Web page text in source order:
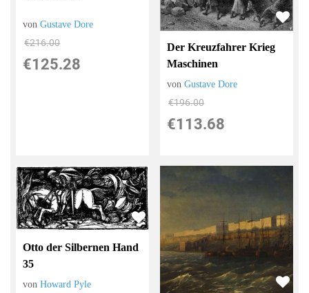
vonGustave Dore
€216.00
€125.28
Der Kreuzfahrer Krieg
Maschinen
vonGustave Dore
€196.00
€113.68
Otto der Silbernen Hand
35
vonHoward Pyle